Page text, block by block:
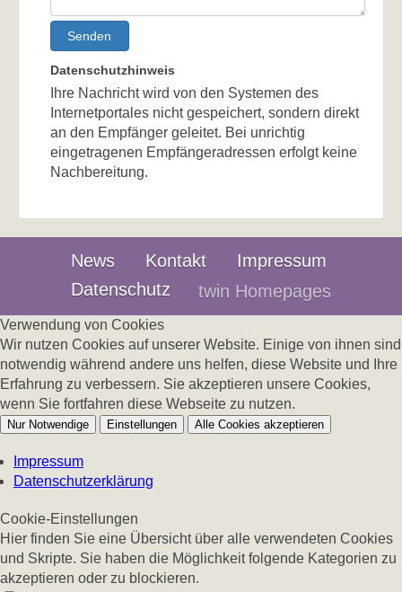
Senden
Datenschutzhinweis
Ihre Nachricht wird von den Systemen des
Internetportales nicht gespeichert, sondern direkt
an den Empfänger geleitet. Bei unrichtig
eingetragenen Empfängeradressen erfolgt keine
Nachbereitung.
News Kontakt
Impressum
Datenschutz
twin Homepages
Verwendung von Cookies
Wir nutzen Cookies auf unserer Website. Einige von ihnen sind
notwendig während andere uns helfen, diese Website und Ihre
Erfahrung zu verbessern. Sie akzeptieren unsere Cookies,
wenn Sie fortfahren diese Webseite zu nutzen.
Nur Notwendige Einstellungen Alle Cookies akzeptieren
Impressum
Datenschutzerklärung
Cookie-Einstellungen
Hier finden Sie eine Übersicht über alle verwendeten Cookies
und Skripte. Sie haben die Möglichkeit folgende Kategorien zu
akzeptieren oder zu blockieren.